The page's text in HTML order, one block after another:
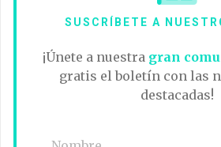
SUSCRÍBETE A
¡Únete a nuestra gran
gratis el boletín con las
destacadas!